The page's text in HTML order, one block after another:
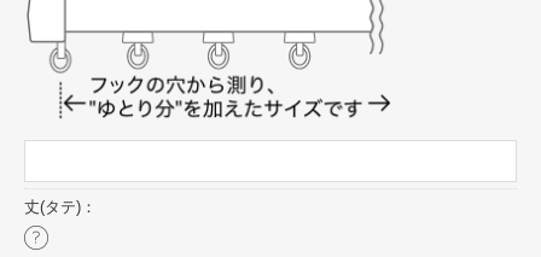
丈(タテ)：